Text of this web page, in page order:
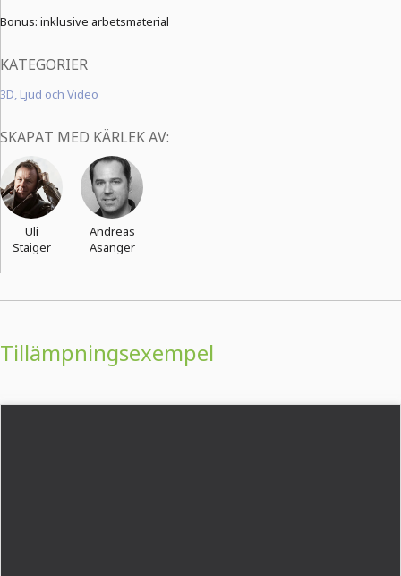
Bonus: inklusive arbetsmaterial
KATEGORIER
3D, Ljud och Video
SKAPAT MED KÄRLEK AV:
Uli
Staiger
Andreas
Asanger
Tillämpningsexempel